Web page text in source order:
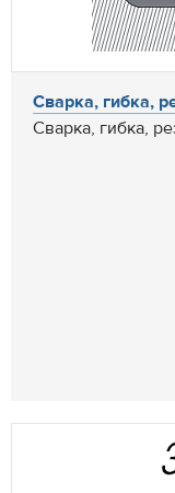
Сварка, гибка,
Сварка, гибка,